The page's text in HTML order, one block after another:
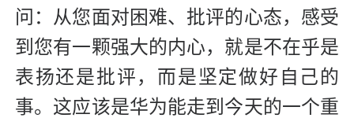
问：从您面对困难、批评的心态，感受
到您有一颗强大的内心，就是不在乎是
表扬还是批评，而是坚定做好自己的
事。这应该是华为能走到今天的一个重